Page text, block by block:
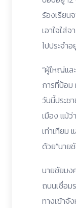
ร้องเรียน
เอาใจใส่
ไปประจำ
“ผู้ใหญ่แล
การที่ป้อม
วันนี้ประช
เมือง แม้
เท่าเทียม
ด้วย”นาย
นายชัยมง
ถนนเชื่อม
ทางเข้าจั